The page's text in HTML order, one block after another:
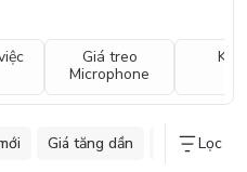
Giá treo
Microphone
Kê
Giá tăng dần Giá giảm dần
Lọc